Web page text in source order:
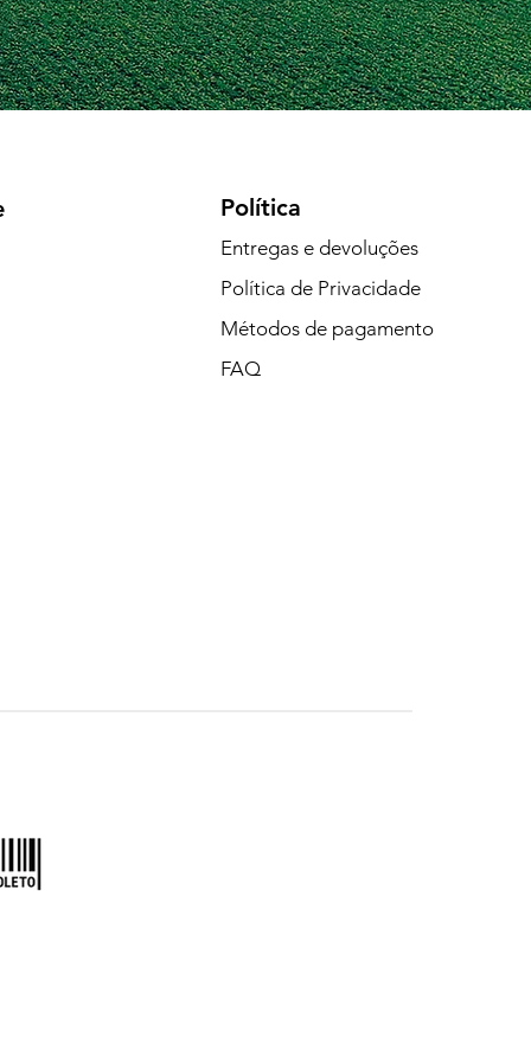
Política
Entregas e devoluções
Política de Privacidade
Métodos de pagamento
FAQ